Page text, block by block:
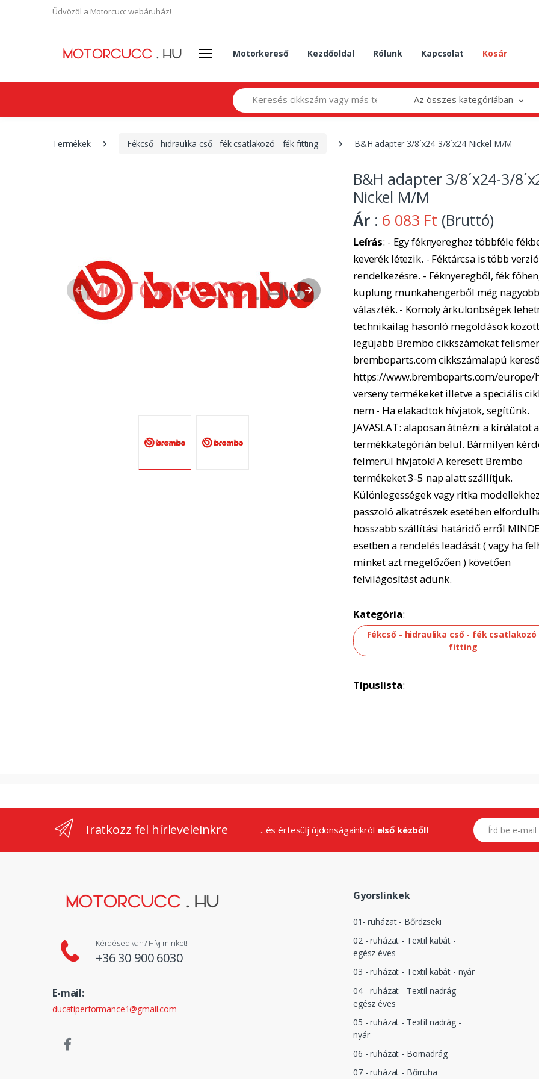
Üdvözöl a Motorcucc webáruház!
Motorkereső Kezdőoldal Rólunk Kapcsolat Kosár
Search Az összes kategóriában
Termékek Fékcső - hidraulika cső - fék csatlakozó - fék fitting B&H adapter 3/8´x24-3/8´x24 Nickel M/M
B&H adapter 3/8´x24-3/
Nickel M/M
Ár : 6 083 Ft (Bruttó)
Leírás: - Egy féknyereghez többféle
keverék létezik. - Féktárcsa is több
rendelkezésre. - Féknyeregből, fék
kuplung munkahengerből még
választék. - Komoly árkülönbségek
technikailag hasonló megoldások
legújabb Brembo cikkszámokat
bremboparts.com cikkszámalapú
https://www.bremboparts.com/europe/
verseny termékeket illetve a speciális
nem - Ha elakadtok hívjatok, segítünk.
JAVASLAT: alaposan átnézni a kínálatot
termékkategórián belül. Bármilyen
felmerül hívjatok! A keresett Brembo
termékeket 3-5 nap alatt szállítjuk.
Különlegességek vagy ritka modellekhez
passzoló alkatrészek esetében
hosszabb szállítási határidő erről
esetben a rendelés leadását ( vagy ha
minket azt megelőzően ) követően
felvilágosítást adunk.
Kategória:
Fékcső - hidraulika cső - fék
fitting
Típuslista:
Iratkozz fel hírleveleinkre ...és értesülj újdonságainkról első kézből!
E-mail címed
Kérdésed van? Hívj minket!
+36 30 900 6030
E-mail:
ducatiperformance1@gmail.com
Gyorslinkek
01- ruházat - Bőrdzseki
02 - ruházat - Textil kabát -
egész éves
03 - ruházat - Textil kabát - nyár
04 - ruházat - Textil nadrág -
egész éves
05 - ruházat - Textil nadrág -
nyár
06 - ruházat - Börnadrág
07 - ruházat - Bőrruha